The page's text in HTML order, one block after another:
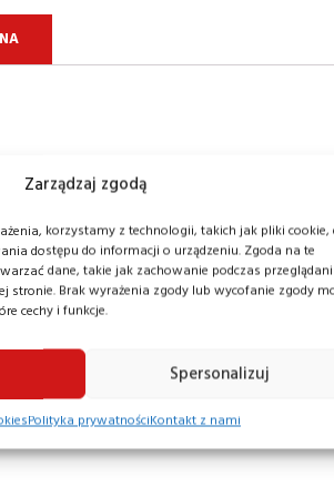
Zarządzaj zgodą
korzystamy z technologii, takich jak pliki cookie,
dostępu do informacji o urządzeniu. Zgoda na te
dane, takie jak zachowanie podczas
stronie. Brak wyrażenia zgody lub wycofanie zgody
cechy i funkcje.
Spersonalizuj
Polityka prywatnościKontakt z nami
w transporcie i może być
takich jak magazyny, hale
wysokości.
wokół drobnych
rusztowań i drabin,